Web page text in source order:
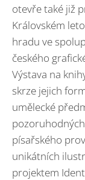
otevře také již
Královském
hradu ve
českého
Výstava na
skrze jejich
umělecké
písařského
unikátních
projektem